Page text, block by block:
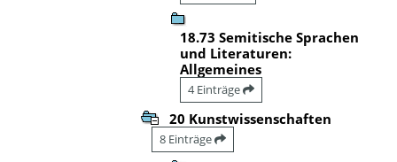
18.73 Semitische Sprachen
und Literaturen:
Allgemeines
4 Einträge
20 Kunstwissenschaften
8 Einträge